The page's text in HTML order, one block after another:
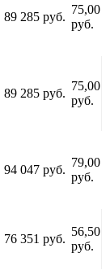
89 285 руб.
75,00
руб.
89 285 руб.
75,00
руб.
94 047 руб.
79,00
руб.
76 351 руб.
56,50
руб.